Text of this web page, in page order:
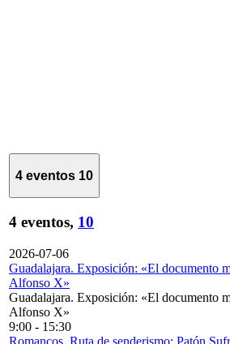
4 eventos 10
4 eventos, 10
2026-07-06
Guadalajara. Exposición: «El documento
Alfonso X»
Guadalajara. Exposición: «El documento
Alfonso X»
9:00 - 15:30
Romancos. Ruta de senderismo: Patón